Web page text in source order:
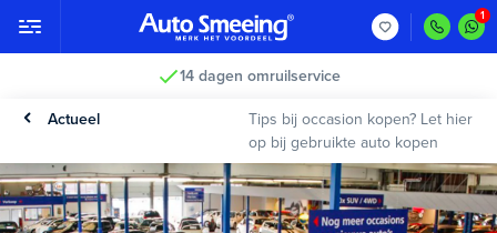
14 dagen omruilservice
Actueel
Tips bij occasion kopen? Let hier
op bij gebruikte auto kopen